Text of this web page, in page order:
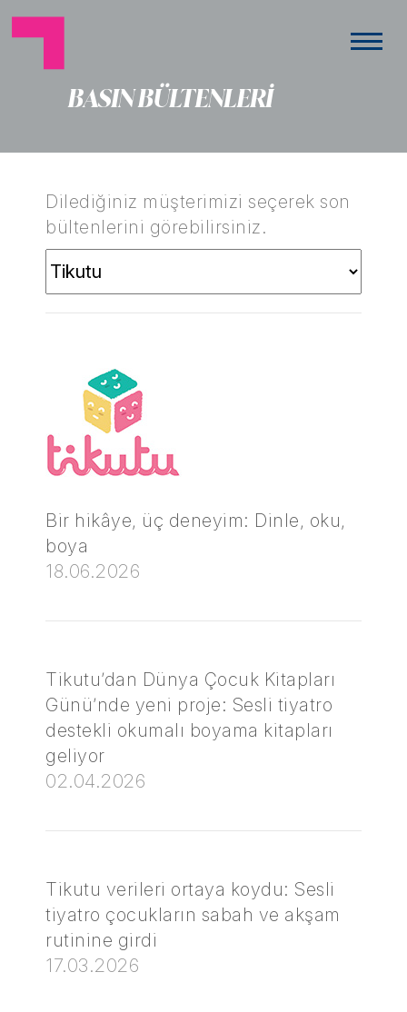
BASIN BÜLTENLERİ
Dilediğiniz müşterimizi seçerek son
bültenlerini görebilirsiniz.
Bir hikâye, üç deneyim: Dinle, oku,
boya
18.06.2026
Tikutu’dan Dünya Çocuk Kitapları
Günü’nde yeni proje: Sesli tiyatro
destekli okumalı boyama kitapları
geliyor
02.04.2026
Tikutu verileri ortaya koydu: Sesli
tiyatro çocukların sabah ve akşam
rutinine girdi
17.03.2026